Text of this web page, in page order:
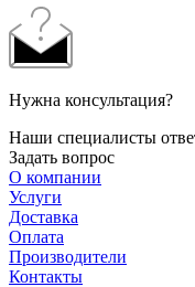
Нужна консультация?
Наши специалисты
Задать вопрос
О компании
Услуги
Доставка
Оплата
Производители
Контакты